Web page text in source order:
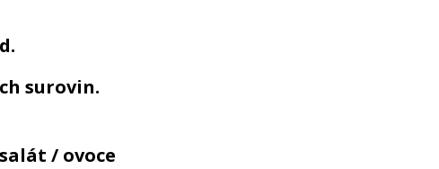
surovin.
/ ovoce